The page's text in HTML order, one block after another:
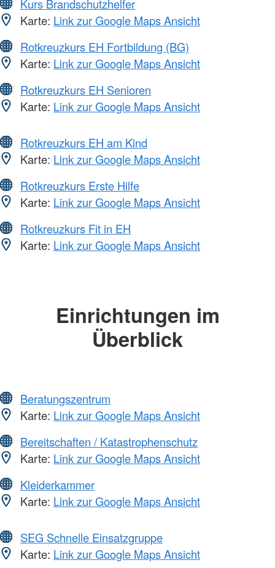
Kurs Brandschutzhelfer
Karte: Link zur Google Maps Ansicht
Rotkreuzkurs EH Fortbildung (BG)
Karte: Link zur Google Maps Ansicht
Rotkreuzkurs EH Senioren
Karte: Link zur Google Maps Ansicht
Rotkreuzkurs EH am Kind
Karte: Link zur Google Maps Ansicht
Rotkreuzkurs Erste Hilfe
Karte: Link zur Google Maps Ansicht
Rotkreuzkurs Fit in EH
Karte: Link zur Google Maps Ansicht
Einrichtungen im
Überblick
Beratungszentrum
Karte: Link zur Google Maps Ansicht
Bereitschaften / Katastrophenschutz
Karte: Link zur Google Maps Ansicht
Kleiderkammer
Karte: Link zur Google Maps Ansicht
SEG Schnelle Einsatzgruppe
Karte: Link zur Google Maps Ansicht